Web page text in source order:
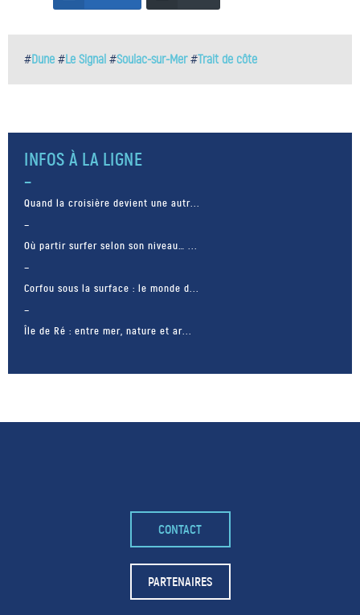
#Dune #Le Signal #Soulac-sur-Mer#Trait de côte
INFOS À LA LIGNE
Quand la croisière devient une autr...
Où partir surfer selon son niveau… ...
Corfou sous la surface : le monde d...
Île de Ré : entre mer, nature et ar...
– FACEBOOK –
POUR LIKER
TA MER
CONTACT
PARTENAIRES